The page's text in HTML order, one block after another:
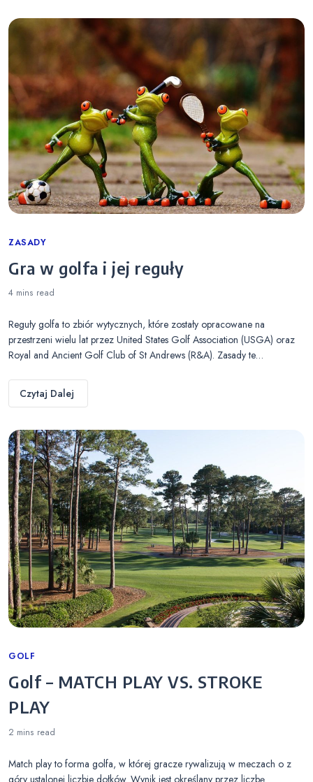
Categories
ZASADY
Gra w golfa i jej reguły
4 mins read
Reguły golfa to zbiór wytycznych, które zostały opracowane na
przestrzeni wielu lat przez United States Golf Association (USGA) oraz
Royal and Ancient Golf Club of St Andrews (R&A). Zasady te…
Czytaj Dalej
Categories
GOLF
Golf – MATCH PLAY VS. STROKE
PLAY
2 mins read
Match play to forma golfa, w której gracze rywalizują w meczach o z
góry ustalonej liczbie dołków. Wynik jest określany przez liczbę